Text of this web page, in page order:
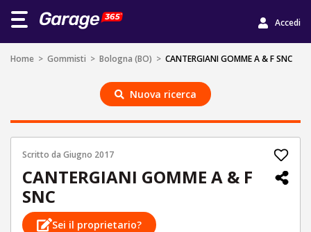
Accedi
Home > Gommisti > Bologna (BO) > CANTERGIANI GOMME A & F SNC
Nuova ricerca
Scritto da Giugno 2017
CANTERGIANI GOMME A & F
SNC
Sei il proprietario?